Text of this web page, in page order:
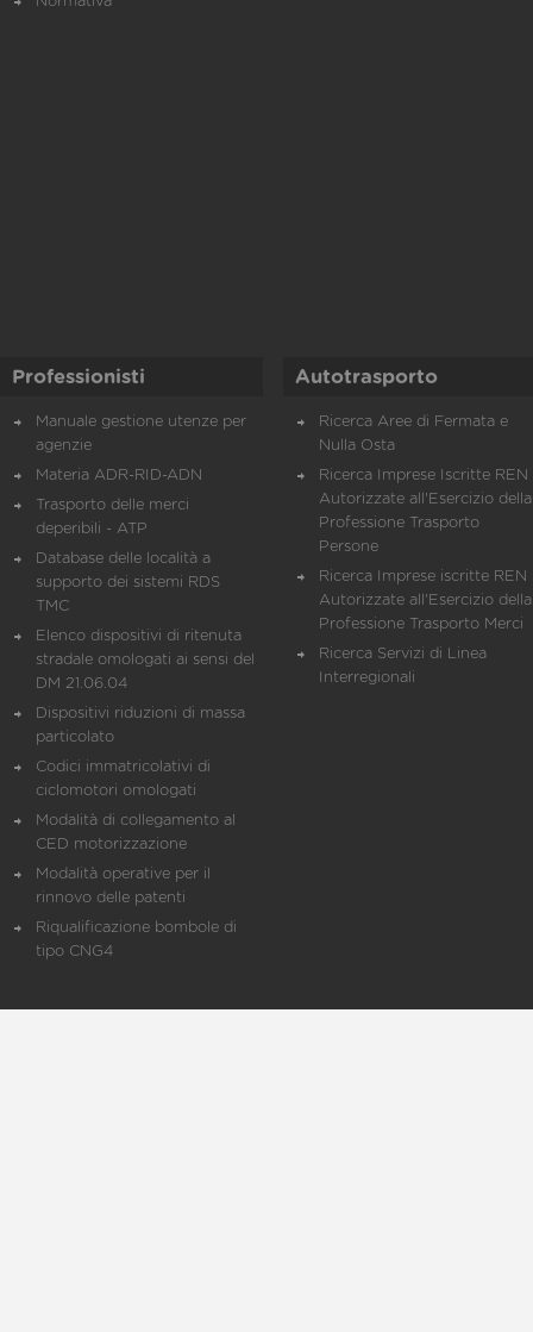
Professionisti
Manuale gestione utenze per
agenzie
Materia ADR-RID-ADN
Trasporto delle merci
deperibili - ATP
Database delle località a
supporto dei sistemi RDS
TMC
Elenco dispositivi di ritenuta
stradale omologati ai sensi del
DM 21.06.04
Dispositivi riduzioni di massa
particolato
Codici immatricolativi di
ciclomotori omologati
Modalità di collegamento al
CED motorizzazione
Modalità operative per il
rinnovo delle patenti
Riqualificazione bombole di
tipo CNG4
Autotrasporto
Ricerca Aree di Fermata e
Nulla Osta
Ricerca Imprese Iscritte REN
Autorizzate all'Esercizio della
Professione Trasporto
Persone
Ricerca Imprese iscritte REN
Autorizzate all'Esercizio della
Professione Trasporto Merci
Ricerca Servizi di Linea
Interregionali